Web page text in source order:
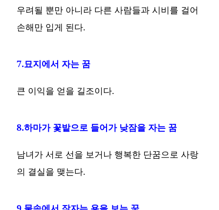
우려될 뿐만 아니라 다른 사람들과 시비를 걸어
손해만 입게 된다.
7.묘지에서 자는 꿈
큰 이익을 얻을 길조이다.
8.하마가 꽃밭으로 들어가 낮잠을 자는 꿈
남녀가 서로 선을 보거나 행복한 단꿈으로 사랑
의 결실을 맺는다.